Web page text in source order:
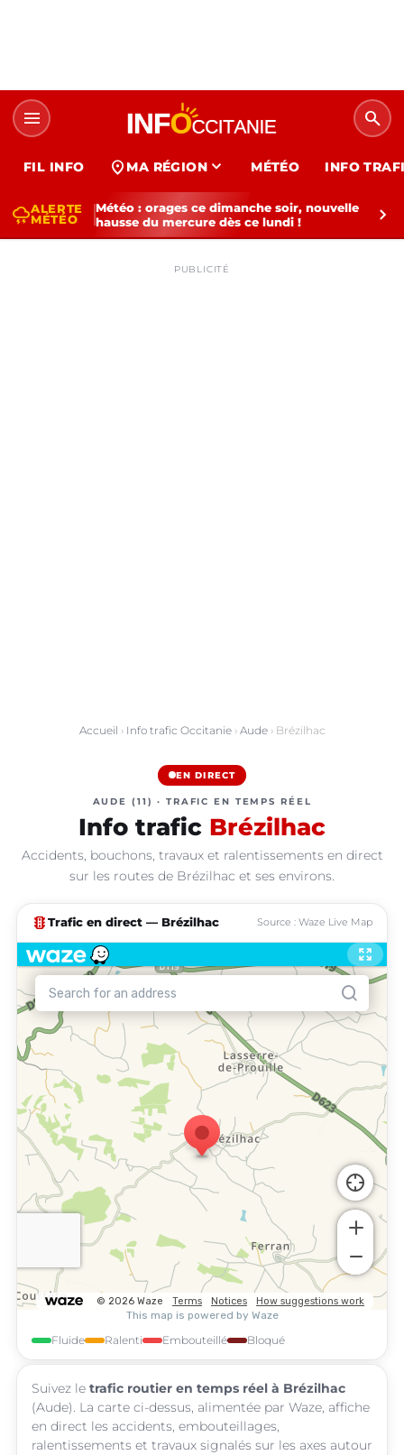
menu search
FIL INFO location_on MA RÉGION expand_more MÉTÉO INFO
thunderstormALERTE
MÉTÉO
Météo : orages ce dimanche soir, nouvelle
hausse du mercure dès ce lundi !
chevron_right
PUBLICITÉ
Accueil › Info trafic Occitanie› Aude› Brézilhac
EN DIRECT
AUDE (11) · TRAFIC EN TEMPS RÉEL
Info trafic Brézilhac
Accidents, bouchons, travaux et ralentissements en direct
sur les routes de Brézilhac et ses environs.
traffic Trafic en direct — Brézilhac Source : Waze Live Map
Fluide Ralenti Embouteillé Bloqué
Suivez le trafic routier en temps réel à Brézilhac
(Aude). La carte ci-dessus, alimentée par Waze, affiche
en direct les accidents, embouteillages,
ralentissements et travaux signalés sur les axes autour